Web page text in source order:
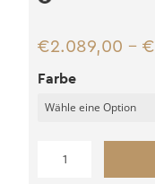
€2.089,00 – €
Farbe
Profilplatten